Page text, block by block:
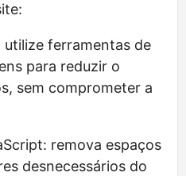
utilize ferramentas de
para reduzir o
sem comprometer a
remova espaços
desnecessários do